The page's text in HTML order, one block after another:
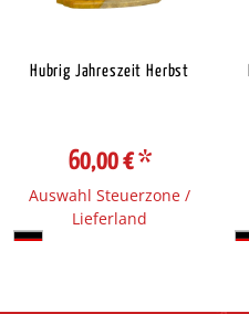
Hubrig Jahreszeit Herbst
60,00 €*
Auswahl Steuerzone /
Lieferland